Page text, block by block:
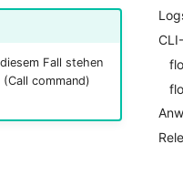
Fall stehen
(Call command)